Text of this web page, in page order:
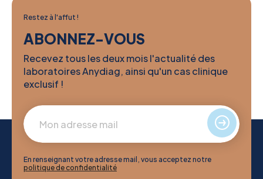
Restez à l'affut !
ABONNEZ-VOUS
Recevez tous les deux mois l'actualité des
laboratoires Anydiag, ainsi qu'un cas clinique
exclusif !
En renseignant votre adresse mail, vous acceptez notre
politique de confidentialité